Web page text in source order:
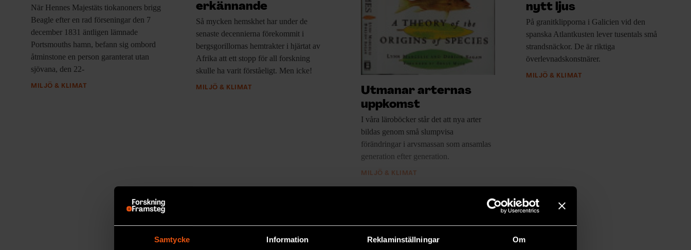
Samtycke Information Reklaminställningar Om
När Hennes Majestäts tiokanoners brigg
Beagle efter en rad förseningar den 7
december 1831 äntligen lämnade
Portsmouths hamn, befann sig ombord
åtminstone en person garanterat utan
sjövana, den 22-
MILJÖ & KLIMAT
erkännande
Så mycken hemskhet har under de
senaste decennierna förekommit i
bergsgorillornas hemtrakter i hjärtat av
Afrika att ett stopp för all forskning
skulle ha varit förståeligt. Men icke!
MILJÖ & KLIMAT
Utmanar arternas
uppkomst
I våra läroböcker står det att nya arter
bildas genom små slumpvisa
förändringar i arvsmassan som ansamlas
generation efter generation.
MILJÖ & KLIMAT
nytt ljus
På granitklipporna i Galicien vid den
spanska Atlantkusten lever tusentals små
strandsnäckor. De är riktiga
överlevnadskonstnärer.
MILJÖ & KLIMAT